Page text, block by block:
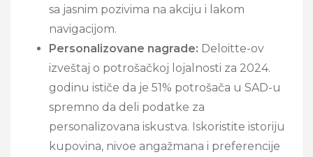
sa jasnim pozivima na akciju i lakom
navigacijom.
Personalizovane nagrade: Deloitte-ov
izveštaj o potrošačkoj lojalnosti za 2024.
godinu ističe da je 51% potrošača u SAD-u
spremno da deli podatke za
personalizovana iskustva. Iskoristite istoriju
kupovina, nivoe angažmana i preferencije